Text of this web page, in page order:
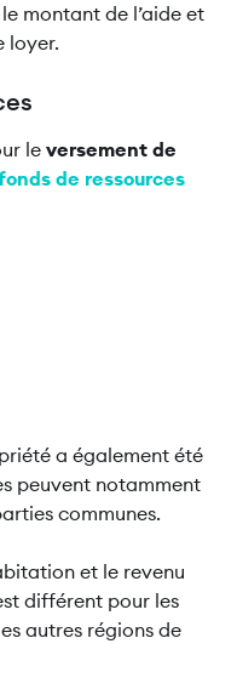
montant de l’aide et
loyer.
le versement de
de ressources
a également été
peuvent notamment
communes.
et le revenu
différent pour les
autres régions de